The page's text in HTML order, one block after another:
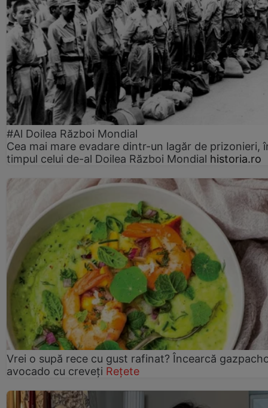
#Al Doilea Război Mondial
Cea mai mare evadare dintr-un lagăr de prizonieri,
timpul celui de-al Doilea Război Mondial historia.ro
Vrei o supă rece cu gust rafinat? Încearcă
avocado cu creveți Rețete